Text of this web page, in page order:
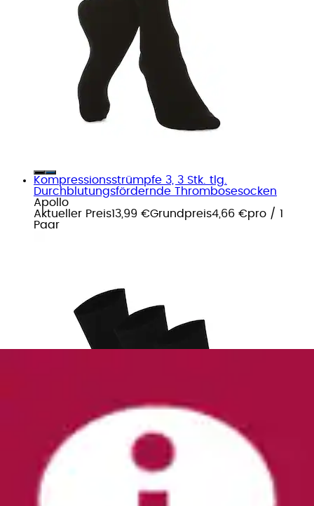
Kompressionsstrümpfe 3, 3 Stk. tlg.
Durchblutungsfördernde Thrombosesocken
Apollo
Aktueller Preis13,99 €Grundpreis4,66 €pro / 1
Paar